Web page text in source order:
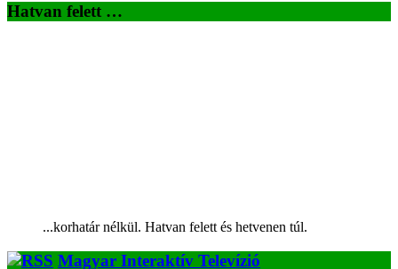
Hatvan felett …
...korhatár nélkül. Hatvan felett és hetvenen túl.
Magyar Interaktív Televízió